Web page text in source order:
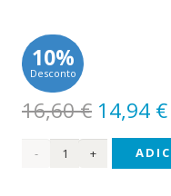
10%
Desconto
16,60€ O
preço
original
14,94 €O
Quantidade